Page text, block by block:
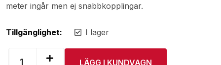
meter ingår men ej snabbkopplingar.
Tillgänglighet: I lager
LÄGG I KUNDVAGN